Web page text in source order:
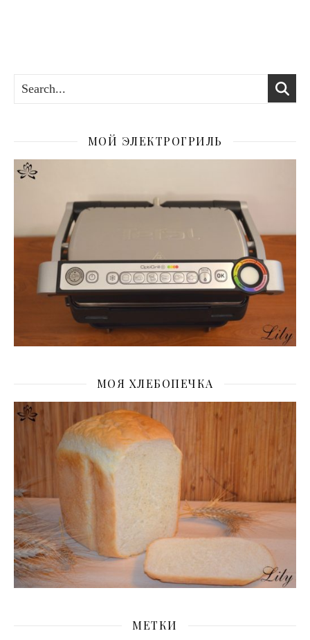
МОЙ ЭЛЕКТРОГРИЛЬ
МОЯ ХЛЕБОПЕЧКА
МЕТКИ